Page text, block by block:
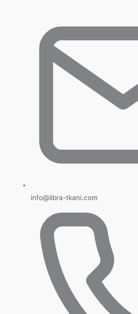
info@libra-tkani.com